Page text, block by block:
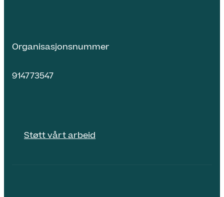
Organisasjonsnummer
914773547
Støtt vårt arbeid